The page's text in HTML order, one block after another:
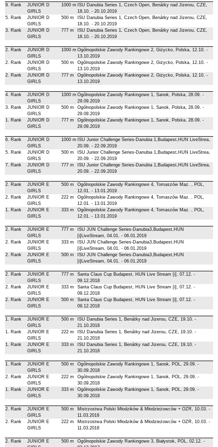
9. Rank
JUNIOR D
GIRLS
1000 m ISU Danubia Series 1, Czech Open, Benátky nad Jizerou, CZE,
18.10. - 20.10.2019
5. Rank
JUNIOR D
GIRLS
500 m
ISU Danubia Series 1, Czech Open, Benátky nad Jizerou, CZE,
18.10. - 20.10.2019
3. Rank
JUNIOR D
GIRLS
777 m
ISU Danubia Series 1, Czech Open, Benátky nad Jizerou, CZE,
18.10. - 20.10.2019
2. Rank
JUNIOR D
GIRLS
1000 m Ogólnopolskie Zawody Rankingowe 2, Giżycko, Polska, 12.10. -
13.10.2019
2. Rank
JUNIOR D
GIRLS
500 m
Ogólnopolskie Zawody Rankingowe 2, Giżycko, Polska, 12.10. -
13.10.2019
2. Rank
JUNIOR D
GIRLS
777 m
Ogólnopolskie Zawody Rankingowe 2, Giżycko, Polska, 12.10. -
13.10.2019
4. Rank
JUNIOR D
GIRLS
1000 m Ogólnopolskie Zawody Rankingowe 1, Sanok, Polska, 28.09. -
29.09.2019
3. Rank
JUNIOR D
GIRLS
500 m
Ogólnopolskie Zawody Rankingowe 1, Sanok, Polska, 28.09. -
29.09.2019
1. Rank
JUNIOR D
GIRLS
777 m
Ogólnopolskie Zawody Rankingowe 1, Sanok, Polska, 28.09. -
29.09.2019
6. Rank
JUNIOR D
GIRLS
1000 m ISU Junior Challenge Series-Danubia 1,Budapest,HUN LiveStrea,
20.09. - 22.09.2019
5. Rank
JUNIOR D
GIRLS
500 m
ISU Junior Challenge Series-Danubia 1,Budapest,HUN LiveStrea,
20.09. - 22.09.2019
7. Rank
JUNIOR D
GIRLS
777 m
ISU Junior Challenge Series-Danubia 1,Budapest,HUN LiveStrea,
20.09. - 22.09.2019
2. Rank
JUNIOR E
GIRLS
500 m
Ogólnopolskie Zawody Rankingowe 4, Tomaszów Maz. , POL,
12.01. - 13.01.2019
2. Rank
JUNIOR E
GIRLS
222 m
Ogólnopolskie Zawody Rankingowe 4, Tomaszów Maz. , POL,
12.01. - 13.01.2019
1. Rank
JUNIOR E
GIRLS
333 m
Ogólnopolskie Zawody Rankingowe 4, Tomaszów Maz. , POL,
12.01. - 13.01.2019
2. Rank
JUNIOR E
GIRLS
777 m
ISU JUN Challenge Series-Danubia3,Budapest,HUN
[i]LiveStream, 04.01. - 06.01.2019
2. Rank
JUNIOR E
GIRLS
333 m
ISU JUN Challenge Series-Danubia3,Budapest,HUN
[i]LiveStream, 04.01. - 06.01.2019
2. Rank
JUNIOR E
GIRLS
500 m
ISU JUN Challenge Series-Danubia3,Budapest,HUN
[i]LiveStream, 04.01. - 06.01.2019
2. Rank
JUNIOR E
GIRLS
777 m
Santa Claus Cup Budapest, HUN Live Stream [i], 07.12. -
09.12.2018
2. Rank
JUNIOR E
GIRLS
333 m
Santa Claus Cup Budapest, HUN Live Stream [i], 07.12. -
09.12.2018
2. Rank
JUNIOR E
GIRLS
500 m
Santa Claus Cup Budapest, HUN Live Stream [i], 07.12. -
09.12.2018
1. Rank
JUNIOR E
GIRLS
500 m
ISU Danubia Series 1, Benátky nad Jizerou, CZE, 19.10. -
21.10.2018
1. Rank
JUNIOR E
GIRLS
222 m
ISU Danubia Series 1, Benátky nad Jizerou, CZE, 19.10. -
21.10.2018
1. Rank
JUNIOR E
GIRLS
333 m
ISU Danubia Series 1, Benátky nad Jizerou, CZE, 19.10. -
21.10.2018
1. Rank
JUNIOR E
GIRLS
500 m
Ogólnopolskie Zawody Rankingowe 1, Sanok, POL, 29.09. -
30.09.2018
2. Rank
JUNIOR E
GIRLS
222 m
Ogólnopolskie Zawody Rankingowe 1, Sanok, POL, 29.09. -
30.09.2018
1. Rank
JUNIOR E
GIRLS
333 m
Ogólnopolskie Zawody Rankingowe 1, Sanok, POL, 29.09. -
30.09.2018
2. Rank
JUNIOR E
GIRLS
500 m
Mistrzostwa Polski Młodzików & Młodzieżowców + OZR, 10.03. -
11.03.2018
2. Rank
JUNIOR E
GIRLS
222 m
Mistrzostwa Polski Młodzików & Młodzieżowców + OZR, 10.03. -
11.03.2018
2. Rank
JUNIOR E
500 m
Ogólnopolskie Zawody Rankingowe 3, Białystok, POL, 02.12. -